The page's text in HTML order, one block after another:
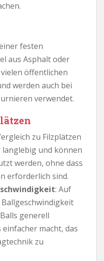
festen
aus Asphalt oder
öffentlichen
werden auch bei
verwendet.
zu Filzplätzen
und können
werden, ohne dass
erforderlich sind.
: Auf
generell
macht, das
zu